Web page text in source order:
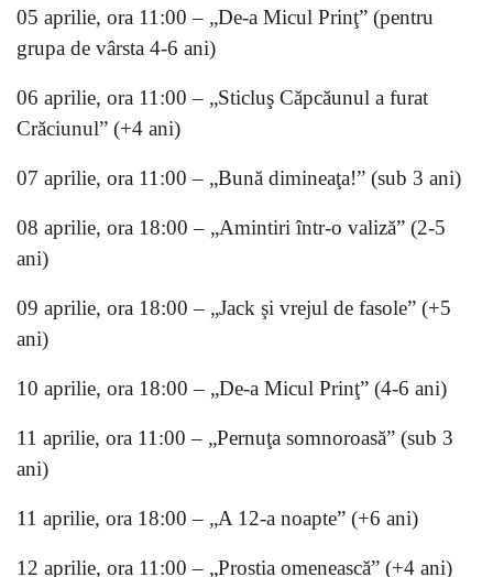
05 aprilie, ora 11:00 – „De-a Micul Prinţ” (pentru
grupa de vârsta 4-6 ani)
06 aprilie, ora 11:00 – „Sticluş Căpcăunul a furat
Crăciunul” (+4 ani)
07 aprilie, ora 11:00 – „Bună dimineaţa!” (sub 3 ani)
08 aprilie, ora 18:00 – „Amintiri într-o valiză” (2-5
ani)
09 aprilie, ora 18:00 – „Jack şi vrejul de fasole” (+5
ani)
10 aprilie, ora 18:00 – „De-a Micul Prinţ” (4-6 ani)
11 aprilie, ora 11:00 – „Pernuţa somnoroasă” (sub 3
ani)
11 aprilie, ora 18:00 – „A 12-a noapte” (+6 ani)
12 aprilie, ora 11:00 – „Prostia omenească” (+4 ani)